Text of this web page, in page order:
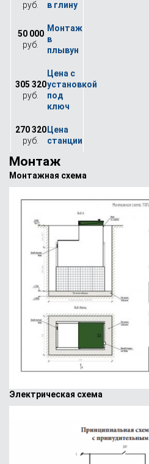
руб.
50 000
руб.
305 320
руб.
270 320
руб.
Монтаж
Монтажная схема
Электрическая схема